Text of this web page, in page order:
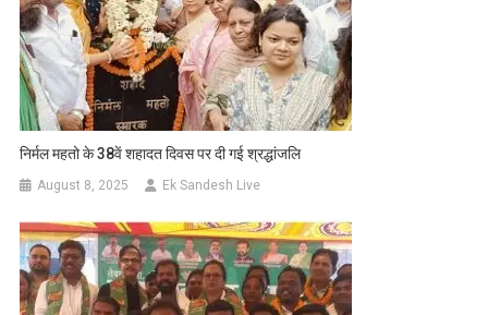
निर्मल महतो के 38वें शहादत दिवस पर दी गई श्रद्धांजलि
August 8, 2025 Ek Sandesh Live